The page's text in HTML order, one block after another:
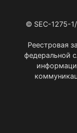
© SEC-1275-
Реестровая
федеральной